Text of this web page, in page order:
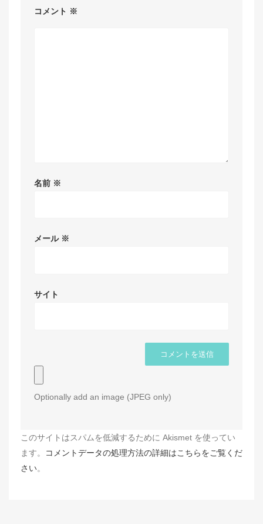
コメント ※
名前 ※
メール ※
サイト
Optionally add an image (JPEG only)
このサイトはスパムを低減するために Akismet を使ってい
ます。
コメントデータの処理方法の詳細はこちらをご覧くだ
さい。